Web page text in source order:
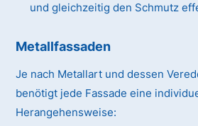
und gleichzeitig den Schmutz
Metallfassaden
Je nach Metallart und dessen
benötigt jede Fassade eine
Herangehensweise: